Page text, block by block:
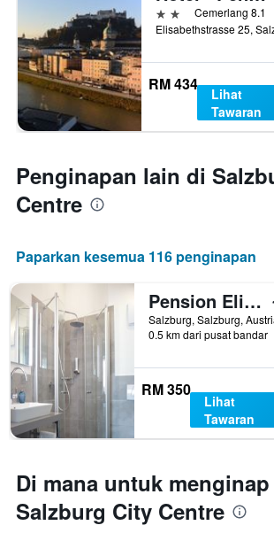
2 bintangCemerlang 8.1
RM 434
Lihat
Tawaran
Penginapan lain di
Centre
Paparkan kesemua 116 penginapan
Pension Elisabeth - Rooms & Apartments
Salzburg, Salzburg,
0.5 km dari pusat bandar
RM 350
Lihat
Tawaran
Di mana untuk
Salzburg City Centre